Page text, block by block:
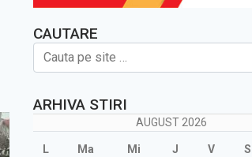
CAUTARE
ARHIVA STIRI
AUGUST 2026
L Ma Mi J V S